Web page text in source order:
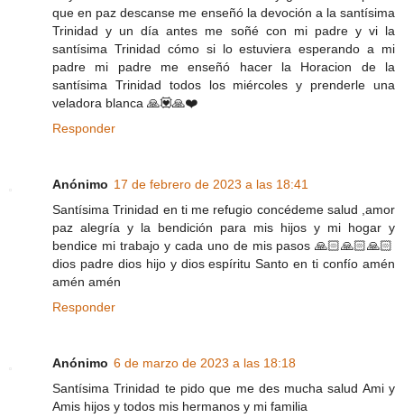
que en paz descanse me enseñó la devoción a la santísima
Trinidad y un día antes me soñé con mi padre y vi la
santísima Trinidad cómo si lo estuviera esperando a mi
padre mi padre me enseñó hacer la Horacion de la
santísima Trinidad todos los miércoles y prenderle una
veladora blanca 🙏💟🙏❤️
Responder
Anónimo 17 de febrero de 2023 a las 18:41
Santísima Trinidad en ti me refugio concédeme salud ,amor
paz alegría y la bendición para mis hijos y mi hogar y
bendice mi trabajo y cada uno de mis pasos 🙏🏻🙏🏻🙏🏻
dios padre dios hijo y dios espíritu Santo en ti confío amén
amén amén
Responder
Anónimo 6 de marzo de 2023 a las 18:18
Santísima Trinidad te pido que me des mucha salud Ami y
Amis hijos y todos mis hermanos y mi familia